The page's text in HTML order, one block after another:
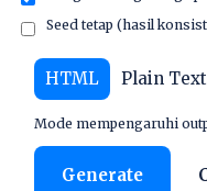
Seed tetap (hasil
HTML Plain Text
Mode mempengaruhi
Generate